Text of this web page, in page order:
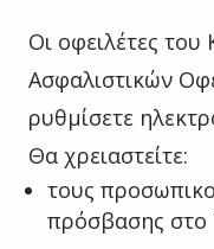
Οι οφειλέτες του
Ασφαλιστικών
ρυθμίσετε
Θα χρειαστείτε:
τους
πρόσβασης στο